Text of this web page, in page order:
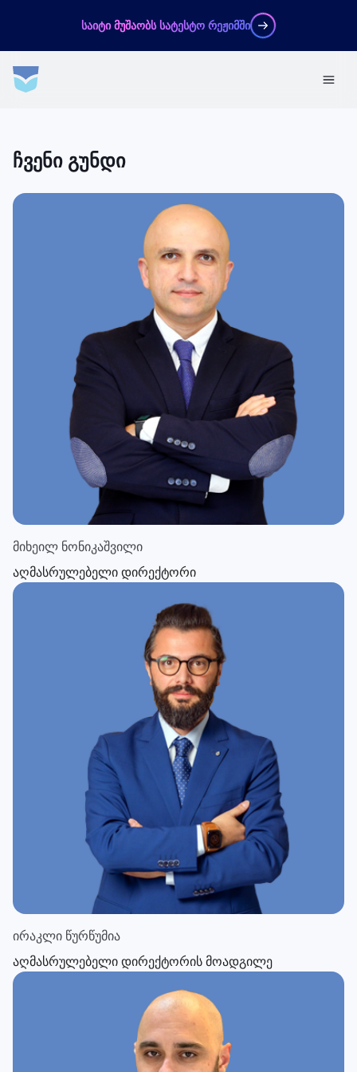
საიტი მუშაობს სატესტო რეჟიმში
ჩვენი გუნდი
მიხეილ ნონიკაშვილი
აღმასრულებელი დირექტორი
ირაკლი წურწუმია
აღმასრულებელი დირექტორის მოადგილე